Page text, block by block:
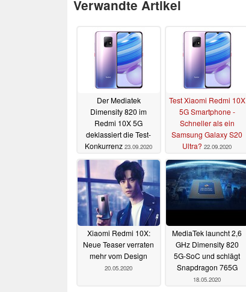
Verwandte Artikel
Der Mediatek
Dimensity 820 im
Redmi 10X 5G
deklassiert die Test-
Konkurrenz 23.09.2020
Test Xiaomi Redmi 10X
5G Smartphone -
Schneller als ein
Samsung Galaxy S20
Ultra? 22.09.2020
Xiaomi Redmi 10X:
Neue Teaser verraten
mehr vom Design
20.05.2020
MediaTek launcht 2,6
GHz Dimensity 820
5G-SoC und schlägt
Snapdragon 765G
18.05.2020